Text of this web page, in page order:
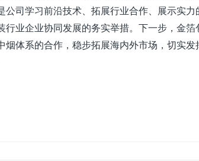
公司学习前沿技术、拓展行业合作、展示实
行业企业协同发展的务实举措。下一步，金
烟体系的合作，稳步拓展海内外市场，切实